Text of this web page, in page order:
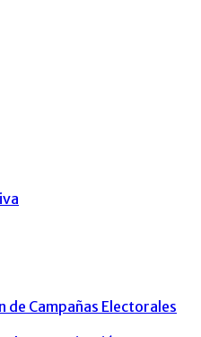
de Campañas Electorales